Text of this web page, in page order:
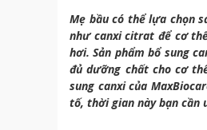
Mẹ bầu có thể lựa chọn
như canxi citrat để cơ
hơi. Sản phẩm bổ sung
đủ dưỡng chất cho cơ
sung canxi của
tố, thời gian này bạn cần